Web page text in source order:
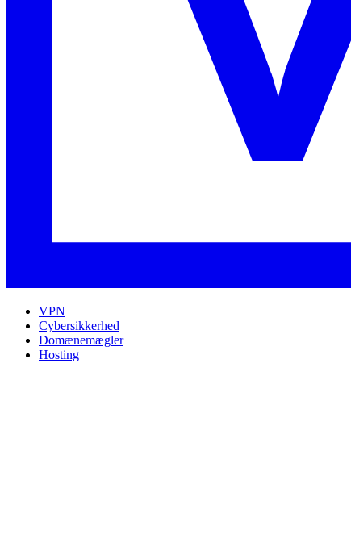
VPN
Cybersikkerhed
Domænemægler
Hosting